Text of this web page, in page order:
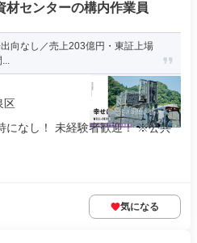
材センターの構内作業員
向なし／売上203億円・東証上場
...
区
になし！ 未経験者歓迎！ ※公共
気になる